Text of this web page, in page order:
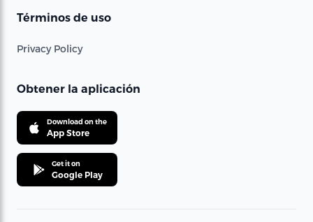
Términos de uso
Privacy Policy
Obtener la aplicación
Download on the
App Store
Get it on
Google Play